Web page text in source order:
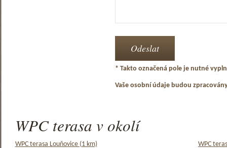
* Takto označená pole je nutné
Vaše osobní údaje budou
WPC terasa v okolí
WPC terasa Louňovice (1 km)
WPC